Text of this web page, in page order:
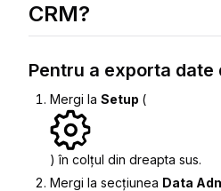
CRM?
Pentru a exporta date
Mergi la Setup (
) în colțul din dreapta sus.
Mergi la secțiunea Data